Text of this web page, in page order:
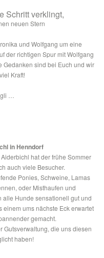
Schritt verklingt,
neuen Stern
und Wolfgang um eine
der richtigen Spur mit Wolfgang
Gedanken sind bei Euch und wir
Kraft!
…
in Henndorf
hat der frühe Sommer
auch viele Besucher.
Ponies, Schweine, Lamas
oder Misthaufen und
Hunde sensationell gut und
ums nächste Eck erwartet
gemacht.
Gutsverwaltung, die uns diesen
haben!